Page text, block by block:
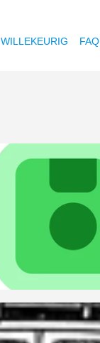
WILLEKEURIG FAQ